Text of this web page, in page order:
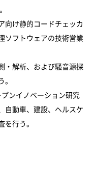
向け静的コードチェッカ
ソフトウェアの技術営業
・解析、および騒音源探
。
ンイノベーション研究
自動車、建設、ヘルスケ
を行う。